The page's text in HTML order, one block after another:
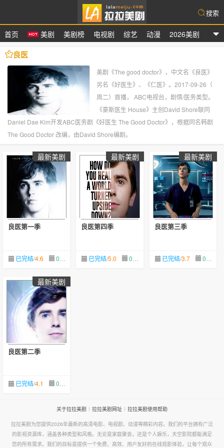
首页 美剧 美剧榜 电视剧 综艺 动漫 2026美剧
搜索
良医
美剧《The good doctor》，中文名《良医》
另名《好医生》、《仁医》。2017-09-26（
周二）首播， ABC电视台，剧情/医务类型。
《豪斯医生 House》主创David Shore联同
Daniel Dae Kim开发ABC医务剧《好医生 The Good Doctor》，根据同名韩剧
The Good Doctor 改编，由David Shore编剧。
最新美剧
良医第一季
已完结/4.6 07-07
最新美剧
良医第四季
已完结/5.0 07-07
最新美剧
良医第三季
已完结/3.7 07-07
最新美剧
良医第二季
已完结/4.1 07-07
关于拉拉美剧 拉拉美剧网址 拉拉美剧使用帮助
拉拉美剧为您提供2026年最新的高清电影、电视剧、动漫等精彩内容。我们的平台拥有广泛
的影视资源库，涵盖各种类型和风格。无论是家庭聚会，还是个人娱乐，天空影院都能满足
您的所有需求。我们的目标是提供一个免费、高效、用户友好的在线观影体验，让每个观众